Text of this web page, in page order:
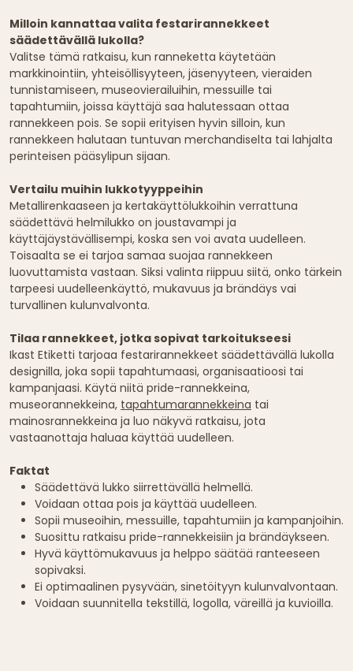
Milloin kannattaa valita festarirannekkeet
säädettävällä lukolla?
Valitse tämä ratkaisu, kun ranneketta käytetään
markkinointiin, yhteisöllisyyteen, jäsenyyteen, vieraiden
tunnistamiseen, museovierailuihin, messuille tai
tapahtumiin, joissa käyttäjä saa halutessaan ottaa
rannekkeen pois. Se sopii erityisen hyvin silloin, kun
rannekkeen halutaan tuntuvan merchandiselta tai lahjalta
perinteisen pääsylipun sijaan.
Vertailu muihin lukkotyyppeihin
Metallirenkaaseen ja kertakäyttölukkoihin verrattuna
säädettävä helmilukko on joustavampi ja
käyttäjäystävällisempi, koska sen voi avata uudelleen.
Toisaalta se ei tarjoa samaa suojaa rannekkeen
luovuttamista vastaan. Siksi valinta riippuu siitä, onko tärkein
tarpeesi uudelleenkäyttö, mukavuus ja brändäys vai
turvallinen kulunvalvonta.
Tilaa rannekkeet, jotka sopivat tarkoitukseesi
Ikast Etiketti tarjoaa festarirannekkeet säädettävällä lukolla
designilla, joka sopii tapahtumaasi, organisaatioosi tai
kampanjaasi. Käytä niitä pride-rannekkeina,
museorannekkeina, tapahtumarannekkeina tai
mainosrannekkeina ja luo näkyvä ratkaisu, jota
vastaanottaja haluaa käyttää uudelleen.
Faktat
Säädettävä lukko siirrettävällä helmellä.
Voidaan ottaa pois ja käyttää uudelleen.
Sopii museoihin, messuille, tapahtumiin ja kampanjoihin.
Suosittu ratkaisu pride-rannekkeisiin ja brändäykseen.
Hyvä käyttömukavuus ja helppo säätää ranteeseen
sopivaksi.
Ei optimaalinen pysyvään, sinetöityyn kulunvalvontaan.
Voidaan suunnitella tekstillä, logolla, väreillä ja kuvioilla.